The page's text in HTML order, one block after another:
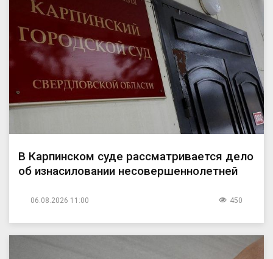
В Карпинском суде рассматривается дело
об изнасиловании несовершеннолетней
06.08.2026 11:00 450